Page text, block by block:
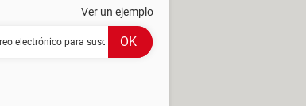
Ver un ejemplo